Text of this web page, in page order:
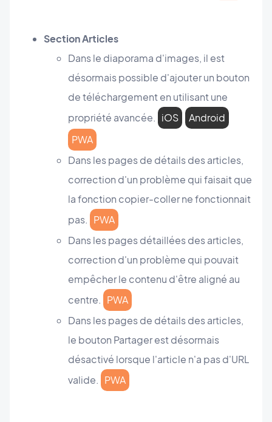
Section Articles
Dans le diaporama d'images, il est
désormais possible d'ajouter un bouton
de téléchargement en utilisant une
propriété avancée. iOS
Android
PWA
Dans les pages de détails des articles,
correction d'un problème qui faisait que
la fonction copier-coller ne fonctionnait
pas. PWA
Dans les pages détaillées des articles,
correction d'un problème qui pouvait
empêcher le contenu d'être aligné au
centre. PWA
Dans les pages de détails des articles,
le bouton Partager est désormais
désactivé lorsque l'article n'a pas d'URL
valide. PWA